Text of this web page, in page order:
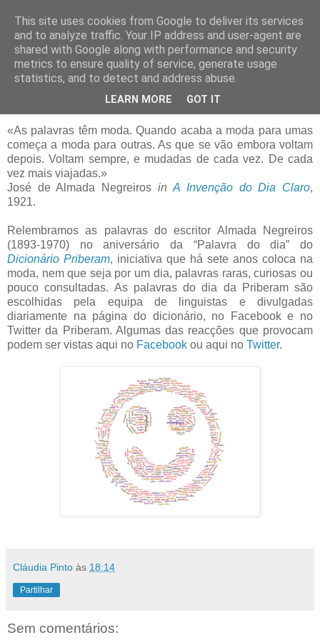
Blogue da Priberam
sexta-feira, 8 de abril de 2016
7.º aniversário da “Palavra do dia”
«As palavras têm moda. Quando acaba a moda para umas
começa a moda para outras. As que se vão embora voltam
depois. Voltam sempre, e mudadas de cada vez. De cada
vez mais viajadas.»
José de Almada Negreiros in A Invenção do Dia Claro,
1921.
Relembramos as palavras do escritor Almada Negreiros
(1893-1970) no aniversário da “Palavra do dia” do
Dicionário Priberam, iniciativa que há sete anos coloca na
moda, nem que seja por um dia, palavras raras, curiosas ou
pouco consultadas. As palavras do dia da Priberam são
escolhidas pela equipa de linguistas e divulgadas
diariamente na página do dicionário, no Facebook e no
Twitter da Priberam. Algumas das reacções que provocam
podem ser vistas aqui no Facebook ou aqui no Twitter.
Cláudia Pinto às 18:14
Partilhar
Sem comentários:
This site uses cookies from Google to deliver its services
and to analyze traffic. Your IP address and user-agent are
shared with Google along with performance and security
metrics to ensure quality of service, generate usage
statistics, and to detect and address abuse.
LEARN MORE GOT IT